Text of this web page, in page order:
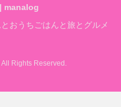
manalog
おうちごはんと旅とグルメ
Rights Reserved.